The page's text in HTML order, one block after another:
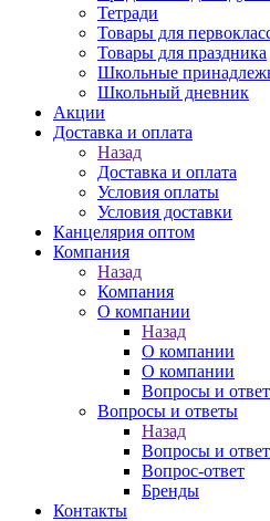
Тетради
Товары для
Товары для праздника
Школьные
Школьный дневник
Акции
Доставка и оплата
Назад
Доставка и оплата
Условия оплаты
Условия доставки
Канцелярия оптом
Компания
Назад
Компания
О компании
Назад
О компании
О компании
Вопросы и
Вопросы и ответы
Назад
Вопросы и
Вопрос-ответ
Бренды
Контакты